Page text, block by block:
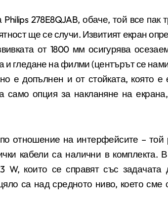
Philips278E8QJAB, обаче, той все пак
ще се случи. Извитият екран
от 1800 мм осигурява
и гледане на филми (центърът се
е допълнен и от стойката, която е
само опция за накланяне на
отношение на интерфейсите – той
кабели са налични в комплекта.
W, които се справят със задачата
са над средното ниво, което сме